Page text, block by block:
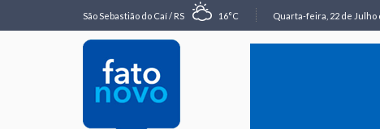
São Sebastião do Caí / RS 16°C Quarta-feira, 22 de Julho